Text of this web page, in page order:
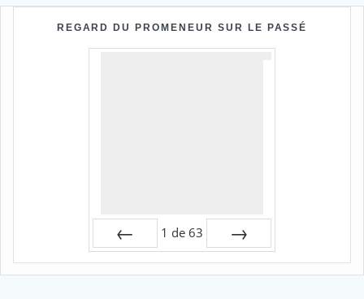
REGARD DU PROMENEUR SUR LE PASSÉ
Préc
1 de 63
Suiv.